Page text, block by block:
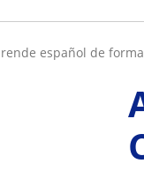
español de